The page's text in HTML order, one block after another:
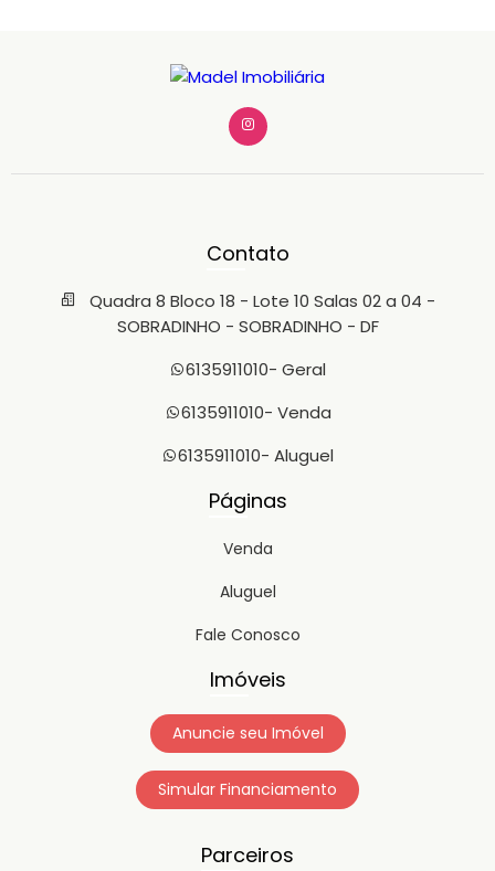
Contato
Quadra 8 Bloco 18 - Lote 10 Salas 02 a 04 -
SOBRADINHO - SOBRADINHO - DF
6135911010- Geral
6135911010- Venda
6135911010- Aluguel
Páginas
Venda
Aluguel
Fale Conosco
Imóveis
Anuncie seu Imóvel
Simular Financiamento
Parceiros